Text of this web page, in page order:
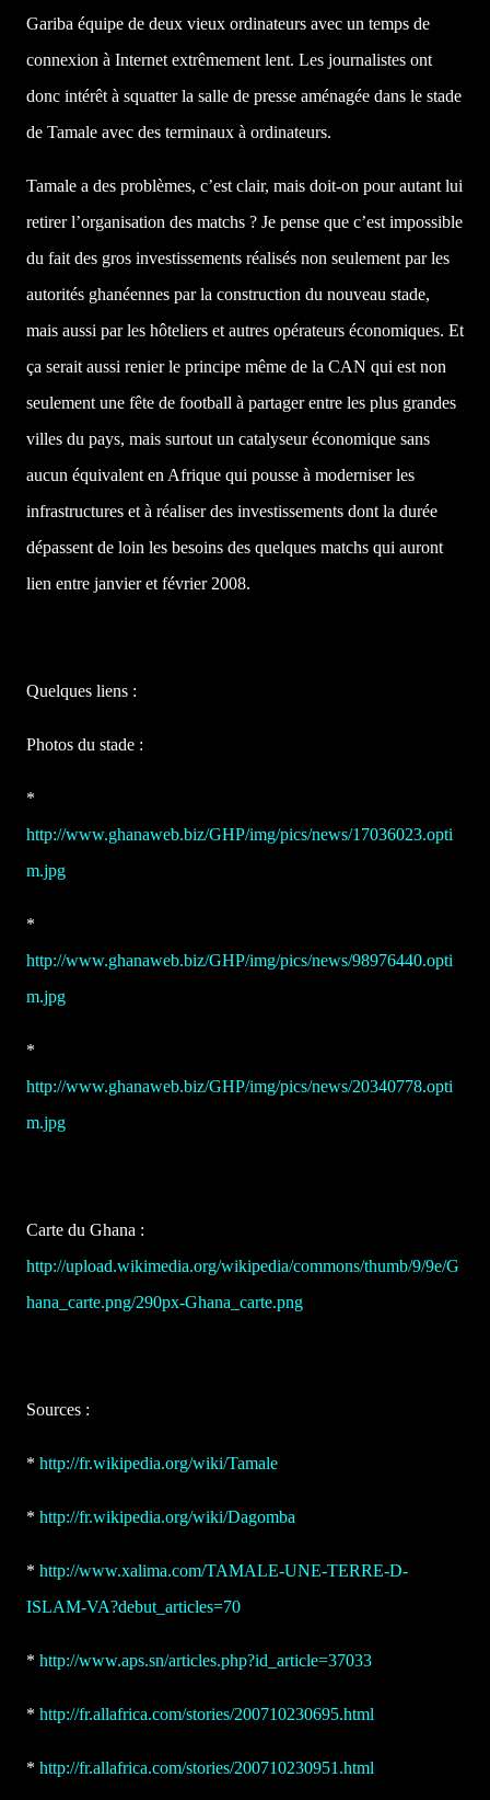
Gariba équipe de deux vieux ordinateurs avec un temps de
connexion à Internet extrêmement lent. Les journalistes ont
donc intérêt à squatter la salle de presse aménagée dans le stade
de Tamale avec des terminaux à ordinateurs.
Tamale a des problèmes, c’est clair, mais doit-on pour autant lui
retirer l’organisation des matchs ? Je pense que c’est impossible
du fait des gros investissements réalisés non seulement par les
autorités ghanéennes par la construction du nouveau stade,
mais aussi par les hôteliers et autres opérateurs économiques. Et
ça serait aussi renier le principe même de la CAN qui est non
seulement une fête de football à partager entre les plus grandes
villes du pays, mais surtout un catalyseur économique sans
aucun équivalent en Afrique qui pousse à moderniser les
infrastructures et à réaliser des investissements dont la durée
dépassent de loin les besoins des quelques matchs qui auront
lien entre janvier et février 2008.
Quelques liens :
Photos du stade :
*
http://www.ghanaweb.biz/GHP/img/pics/news/17036023.opti
m.jpg
*
http://www.ghanaweb.biz/GHP/img/pics/news/98976440.opti
m.jpg
*
http://www.ghanaweb.biz/GHP/img/pics/news/20340778.opti
m.jpg
Carte du Ghana :
http://upload.wikimedia.org/wikipedia/commons/thumb/9/9e/G
hana_carte.png/290px-Ghana_carte.png
Sources :
* http://fr.wikipedia.org/wiki/Tamale
* http://fr.wikipedia.org/wiki/Dagomba
* http://www.xalima.com/TAMALE-UNE-TERRE-D-
ISLAM-VA?debut_articles=70
* http://www.aps.sn/articles.php?id_article=37033
* http://fr.allafrica.com/stories/200710230695.html
* http://fr.allafrica.com/stories/200710230951.html